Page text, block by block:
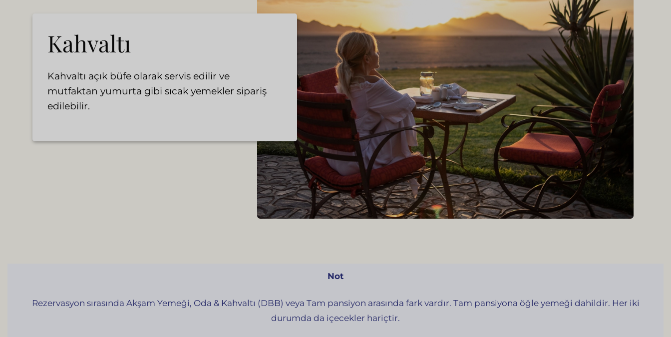
Kahvaltı
Kahvaltı açık büfe olarak servis edilir ve
mutfaktan yumurta gibi sıcak yemekler sipariş
edilebilir.
Not
Rezervasyon sırasında Akşam Yemeği, Oda & Kahvaltı (DBB) veya Tam pansiyon arasında fark vardır. Tam pansiyona öğle yemeği dahildir. Her iki
durumda da içecekler hariçtir.